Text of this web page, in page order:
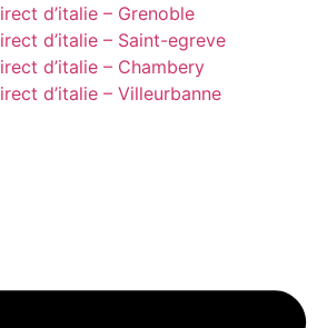
d’italie – Grenoble
d’italie – Saint-egreve
d’italie – Chambery
d’italie – Villeurbanne